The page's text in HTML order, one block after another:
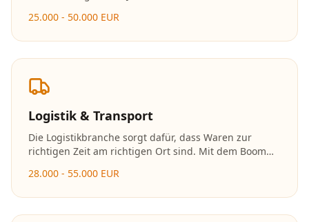
Hotelmanagement – hier zählen Leidenschaft und
25.000 - 50.000 EUR
Logistik & Transport
Die Logistikbranche sorgt dafür, dass Waren zur
richtigen Zeit am richtigen Ort sind. Mit dem Boom
Logistikfachkräften stetig. Die Branche bietet
28.000 - 55.000 EUR